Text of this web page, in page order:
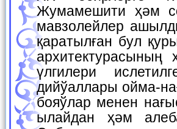
Жумамешити ҳәм
мавзолейлер
қаратылған бул
үлгилери
дийўаллары ойма-
бояўлар менен
ылайдан ҳәм